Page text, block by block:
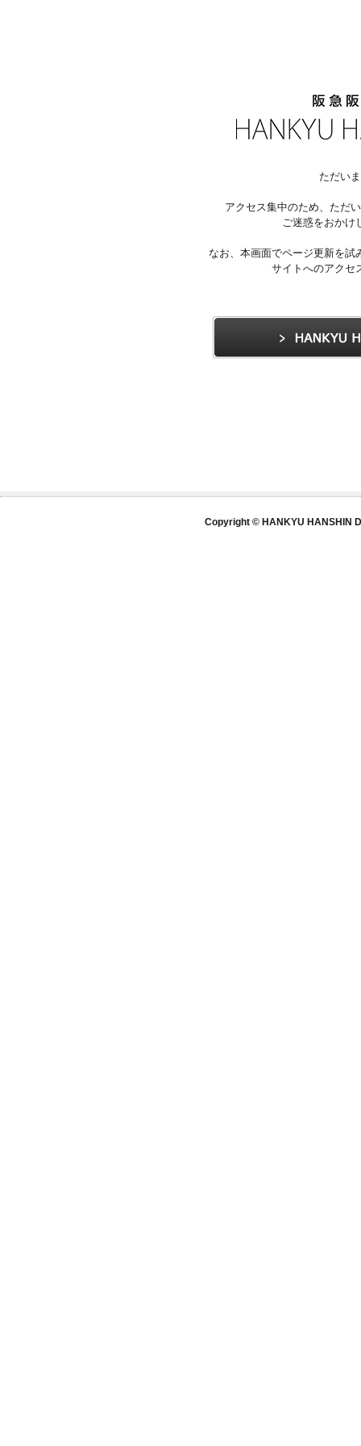
ただい
アクセス集中のため、ただ
ご迷惑をおかけ
なお、本画面でページ更新を
サイトへのアクセ
Copyright © HANKYU HANSHIN